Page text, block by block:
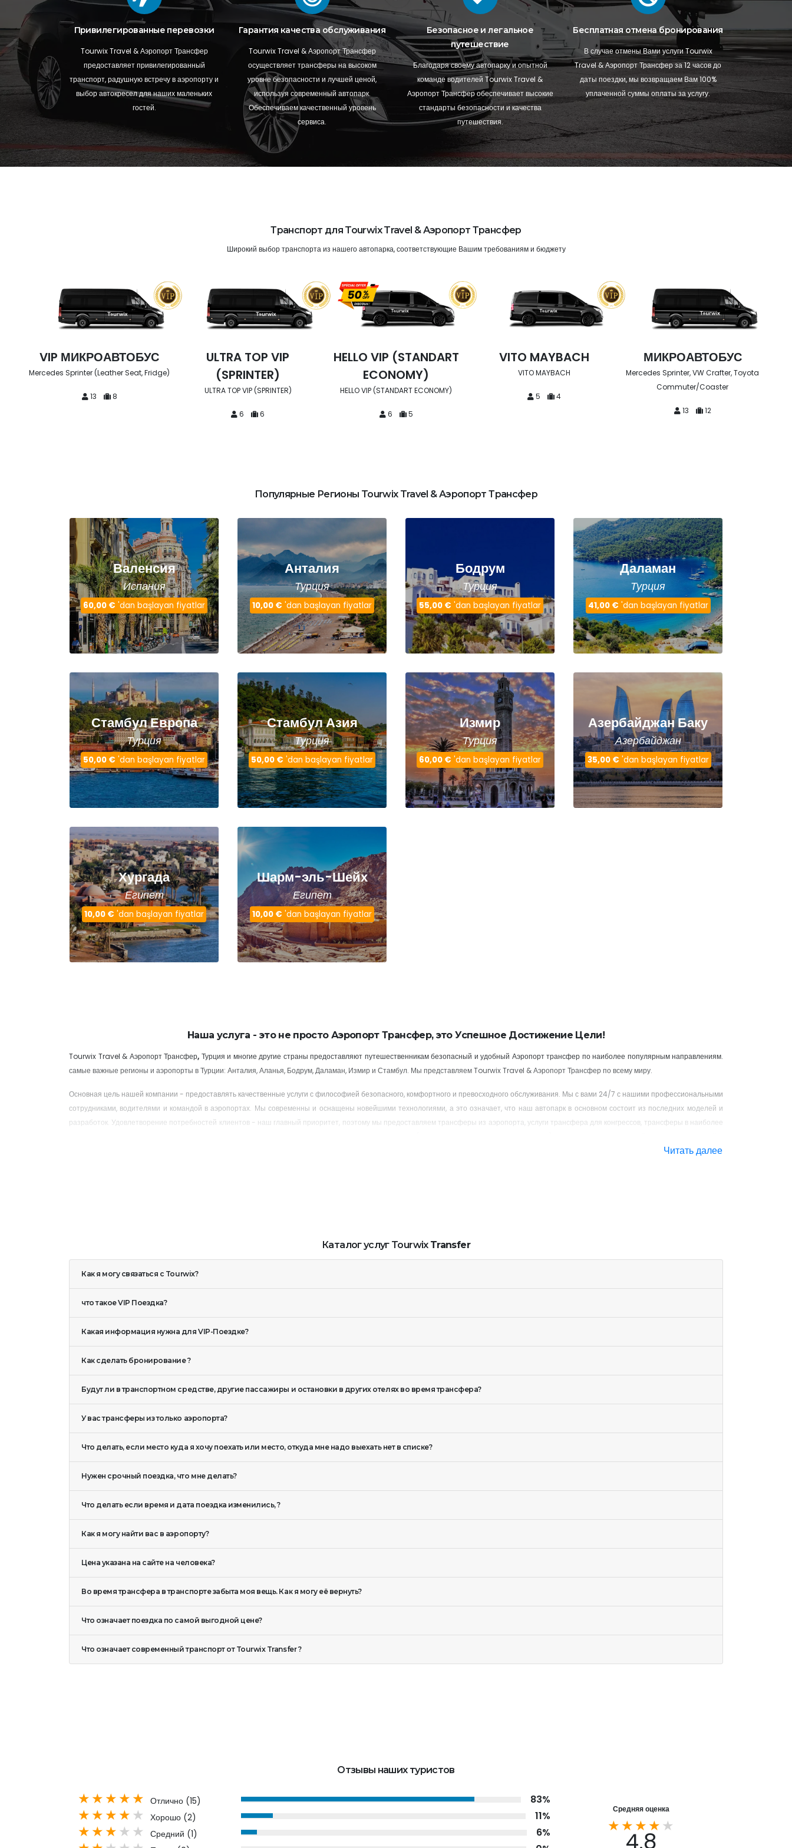
Привилегированные перевозки
Tourwix Travel & Аэропорт Трансфер
предоставляет привилегированный
транспорт, радушную встречу в аэропорту и
выбор автокресел для наших маленьких
гостей.
Гарантия качества обслуживания
Tourwix Travel & Аэропорт Трансфер
осуществляет трансферы на высоком
уровне безопасности и лучшей ценой,
используя современный автопарк.
Обеспечиваем качественный уровень
сервиса.
Безопасное и легальное
путешествие
Благодаря своему автопарку и опытной
команде водителей Tourwix Travel &
Аэропорт Трансфер обеспечивает высокие
стандарты безопасности и качества
путешествия.
Бесплатная отмена бронирования
В случае отмены Вами услуги Tourwix
Travel & Аэропорт Трансфер за 12 часов до
даты поездки, мы возвращаем Вам 100%
уплаченной суммы оплаты за услугу.
Транспорт для Tourwix Travel & Аэропорт Трансфер
Широкий выбор транспорта из нашего автопарка, соответствующие Вашим требованиям и бюджету
ULTRA TOP VIP
(SPRINTER)
HELLO VIP (STANDART
ECONOMY)
HELLO VIP (STANDART ECONOMY)
6 5
VITO MAYBACH
VITO MAYBACH
5 4
МИКРОАВТОБУС
Mercedes Sprinter, VW Crafter, Toyota
VIP МИКРОАВТОБУС
Mercedes Sprinter (Leather Seat, Fridge)
Популярные Регионы Tourwix Travel & Аэропорт Трансфер
Валенсия
Испания
60,00 € 'dan başlayan fiyatlar
Анталия
Турция
10,00 € 'dan başlayan fiyatlar
Бодрум
Турция
55,00 € 'dan başlayan fiyatlar
Даламан
Турция
41,00 € 'dan başlayan fiyatlar
Стамбул Европа
Турция
50,00 € 'dan başlayan fiyatlar
Стамбул Азия
Турция
50,00 € 'dan başlayan fiyatlar
Измир
Турция
60,00 € 'dan başlayan fiyatlar
Азербайджан Баку
Азербайджан
35,00 € 'dan başlayan fiyatlar
Хургада
Египет
10,00 € 'dan başlayan fiyatlar
Шарм-эль-Шейх
Египет
10,00 € 'dan başlayan fiyatlar
Наша услуга - это не просто Аэропорт Трансфер, это Успешное Достижение Цели!
Tourwix Travel & Аэропорт Трансфер, Турция и многие другие страны предоставляют путешественникам безопасный и удобный Аэропорт трансфер по наиболее популярным направлениям.
самые важные регионы и аэропорты в Турции: Анталия, Аланья, Бодрум, Даламан, Измир и Стамбул. Мы представляем Tourwix Travel & Аэропорт Трансфер по всему миру.
Основная цель нашей компании - предоставлять качественные услуги с философией безопасного, комфортного и превосходного обслуживания. Мы с вами 24/7 с нашими профессиональными
сотрудниками, водителями и командой в аэропортах. Мы современны и оснащены новейшими технологиями, а это означает, что наш автопарк в основном состоит из последних моделей и
разработок. Удовлетворение потребностей клиентов - наш главный приоритет, поэтому мы предоставляем трансферы из аэропорта, услуги трансфера для конгрессов, трансферы в наиболее
* Мы говорим на английском, немецком, русском и турецком языках.
* Профессиональные и опытные водители.
* Гарантированно самое качественное обслуживание по оптимальной цене.
Читать далее
Каталог услуг Tourwix Transfer
Как я могу связаться с Tourwix?
что такое VIP Поездка?
Какая информация нужна для VIP-Поездке?
Как сделать бронирование ?
Будут ли в транспортном средстве, другие пассажиры и остановки в других отелях во время трансфера?
У вас трансферы из только аэропорта?
Что делать, если место куда я хочу поехать или место, откуда мне надо выехать нет в списке?
Нужен срочный поездка, что мне делать?
Что делать если время и дата поездка изменились, ?
Как я могу найти вас в аэропорту?
Цена указана на сайте на человека?
Во время трансфера в транспорте забыта моя вещь. Как я могу её вернуть?
Что означает поездка по самой выгодной цене?
Что означает современный транспорт от Tourwix Transfer ?
Отзывы наших туристов
Отлично (15) 83%
Хорошо (2) 11%
Средний (1) 6%
Средняя оценка
4.8